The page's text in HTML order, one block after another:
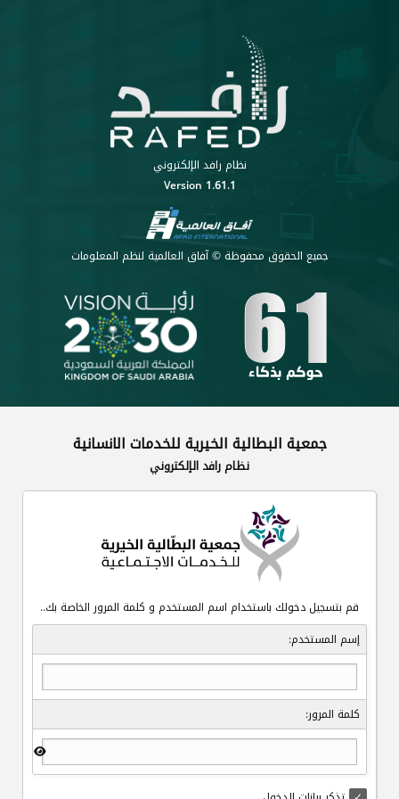
نظام رافد الإلكتروني
Version 1.61.1
جميع الحقوق محفوظة © آفاق العالمية لنظم المعلومات
جمعية البطالية الخيرية للخدمات الانسانية
نظام رافد الإلكتروني
قم بتسجيل دخولك باستخدام اسم المستخدم و كلمة المرور الخاصة بك..
إسم المستخدم:
كلمة المرور: